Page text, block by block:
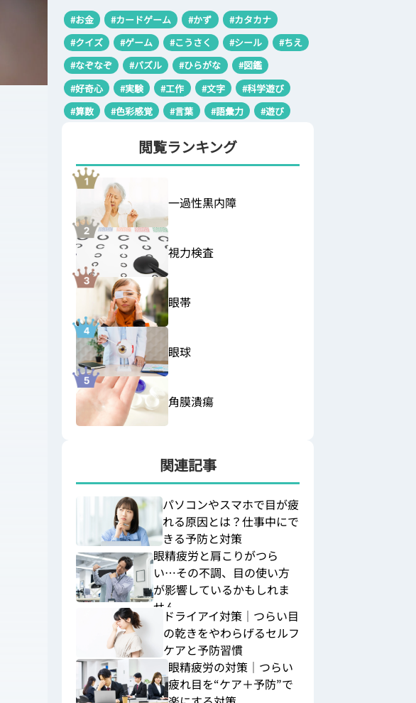
#お金 #カードゲーム #かず
#カタカナ
#クイズ
#ゲーム #こうさく #シール
#ちえ
#なぞなぞ
#パズル #ひらがな
#図鑑
#好奇心
#実験 #工作 #文字
#科学遊び
#算数
#色彩感覚 #言葉 #語彙力 #遊び
閲覧ランキング
一過性黒内障
視力検査
眼帯
眼球
角膜潰瘍
関連記事
パソコンやスマホで目が疲
れる原因とは？仕事中にで
きる予防と対策
眼精疲労と肩こりがつら
い…その不調、目の使い方
が影響しているかもしれま
せん
ドライアイ対策｜つらい目
の乾きをやわらげるセルフ
ケアと予防習慣
眼精疲労の対策｜つらい
疲れ目を“ケア＋予防”で